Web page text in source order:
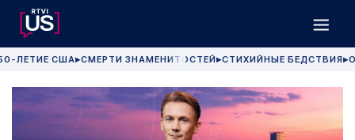
ЛЕТИЕ США▶СМЕРТИ ЗНАМЕНИТОСТЕЙ▶СТИХИЙНЫЕ БЕДСТВИЯ▶